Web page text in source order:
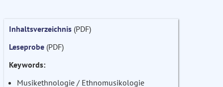
Inhaltsverzeichnis (PDF)
Leseprobe (PDF)
Keywords:
Musikethnologie / Ethnomusikologie